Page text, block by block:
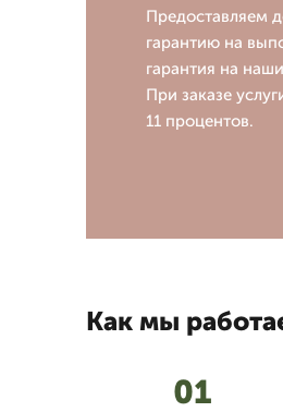
Предоставляем
гарантию на
гарантия на
При заказе
11 процентов.
Как мы
01